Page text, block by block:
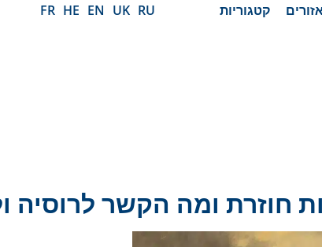
קטגוריות RU
UK
EN
HE
FR
חוזרת ומה הקשר לרוסיה